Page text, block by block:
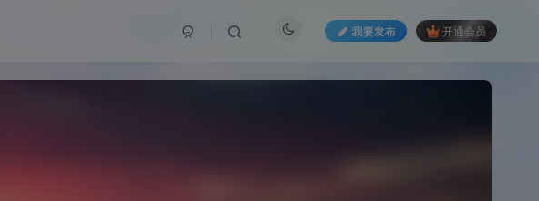
我要发布 开通会员